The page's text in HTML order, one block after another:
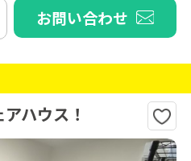
お問い合わせ
ハウス！